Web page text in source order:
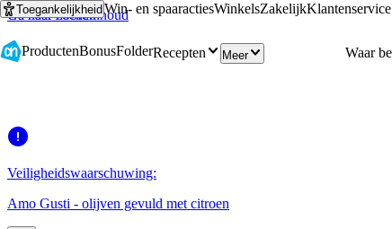
Ga naar hoofdinhoud
Ga naar zoeken
ToegankelijkheidWin- en spaaractiesWinkelsZakelijkKlantenservice
ProductenBonusFolderRecepten Meer
Veiligheidswaarschuwing:
Amo Gusti - olijven gevuld met citroen